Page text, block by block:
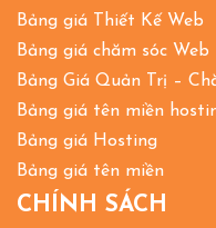
Bảng giá Thiết Kế Web
Bảng giá chăm sóc Web
Bảng Giá Quản Trị –
Bảng giá tên miền
Bảng giá Hosting
Bảng giá tên miền
CHÍNH SÁCH